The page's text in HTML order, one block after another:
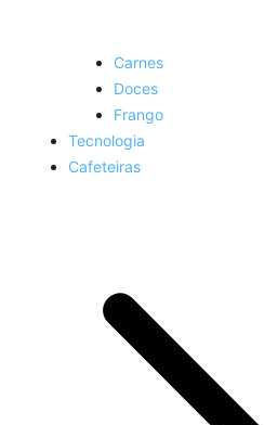
Carnes
Doces
Frango
Tecnologia
Cafeteiras